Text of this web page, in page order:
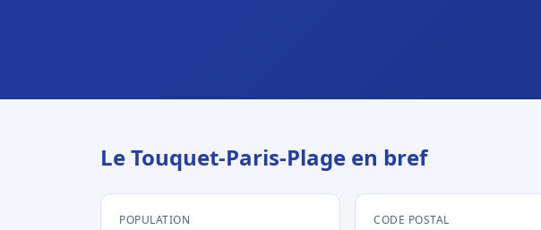
Le Touquet-Paris-Plage en bref
POPULATION CODE POSTAL